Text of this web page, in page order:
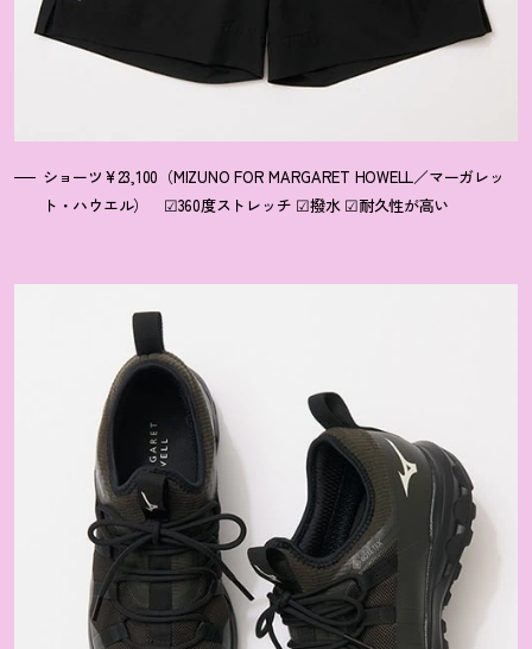
ショーツ¥23,100（MIZUNO FOR MARGARET HOWELL／マーガレッ
ト・ハウエル） ☑360度ストレッチ ☑撥水 ☑耐久性が高い